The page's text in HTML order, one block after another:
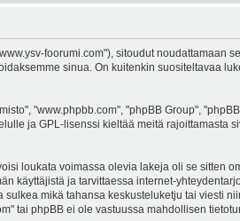
foorumi.com"), sitoudut
sinua. On kuitenkin suositeltavaa
"www.phpbb.com", "phpBB Group",
ja GPL-lisenssi kieltää meitä rajoittamasta
loukata voimassa olevia lakeja oli se sitten
käyttäjistä ja tarvittaessa internet-
mikä tahansa keskusteluketju tai viesti
tai phpBB ei ole vastuussa mahdollisen